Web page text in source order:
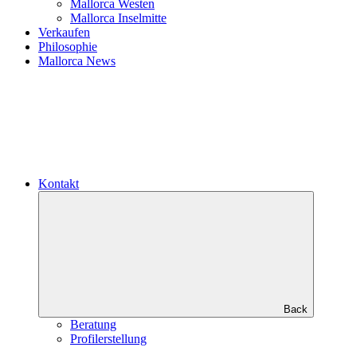
Mallorca Westen
Mallorca Inselmitte
Verkaufen
Philosophie
Mallorca News
Kontakt
Back
Beratung
Profilerstellung